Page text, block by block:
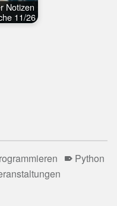
Notizen
11/26
Python